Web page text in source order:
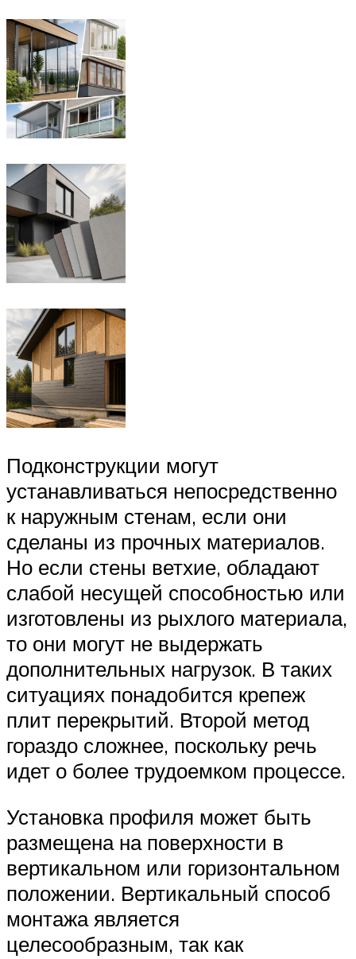
Подконструкции могут
устанавливаться непосредственно
к наружным стенам, если они
сделаны из прочных материалов.
Но если стены ветхие, обладают
слабой несущей способностью или
изготовлены из рыхлого материала,
то они могут не выдержать
дополнительных нагрузок. В таких
ситуациях понадобится крепеж
плит перекрытий. Второй метод
гораздо сложнее, поскольку речь
идет о более трудоемком процессе.
Установка профиля может быть
размещена на поверхности в
вертикальном или горизонтальном
положении. Вертикальный способ
монтажа является
целесообразным, так как